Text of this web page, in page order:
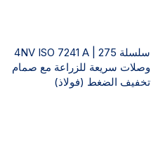
سلسلة 275 | 4NV ISO 7241 A
وصلات سريعة للزراعة مع صمام
تخفيف الضغط (فولاذ)